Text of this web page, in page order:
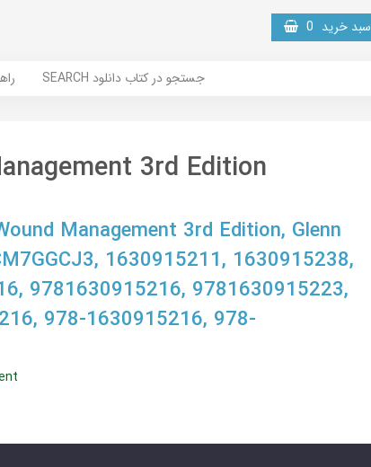
سبد خرید 0
SEARCH جستجو در کتاب دانلود
3rd Edition
Management 3rd Edition, Glenn
1630915211, 1630915238,
9781630915216, 9781630915223,
978-1630915216, 978-